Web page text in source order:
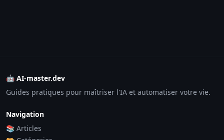
🤖 AI-master.dev
Guides pratiques pour maîtriser l'IA et automatiser votre vie.
Navigation
📚 Articles